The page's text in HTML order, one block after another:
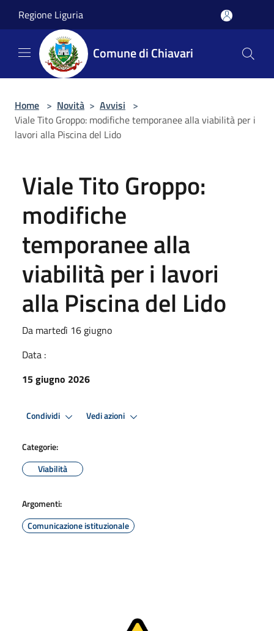
Regione Liguria
Comune di Chiavari
Home > Novità > Avvisi >
Viale Tito Groppo: modifiche temporanee alla viabilità per i
lavori alla Piscina del Lido
Viale Tito Groppo:
modifiche
temporanee alla
viabilità per i lavori
alla Piscina del Lido
Da martedì 16 giugno
Data :
15 giugno 2026
Condividi Vedi azioni
Categorie:
Viabilità
Argomenti:
Comunicazione istituzionale